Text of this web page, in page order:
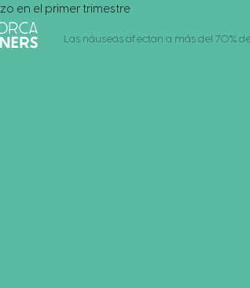
Las náuseas afectan a más del 70%